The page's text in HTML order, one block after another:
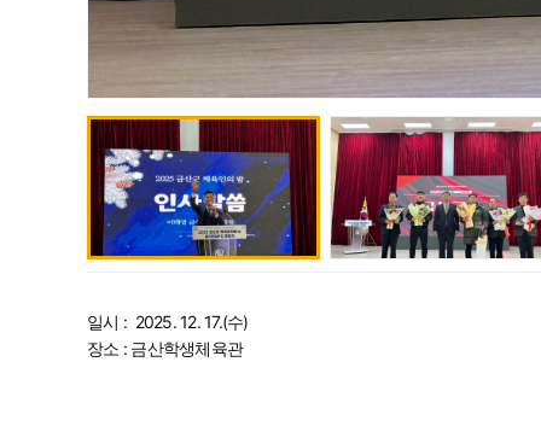
일시 : 2025. 12. 17.(수)
장소 : 금산학생체육관